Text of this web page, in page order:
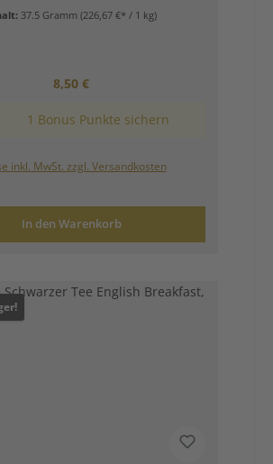
37.5 Gramm (226,67 €* / 1 kg)
Regulärer Preis:
8,50 €
1 Bonus Punkte sichern
inkl. MwSt. zzgl. Versandkosten
In den Warenkorb